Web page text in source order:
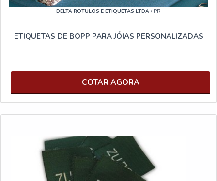
DELTA ROTULOS E ETIQUETAS LTDA / PR
ETIQUETAS DE BOPP PARA JÓIAS PERSONALIZADAS
COTAR AGORA